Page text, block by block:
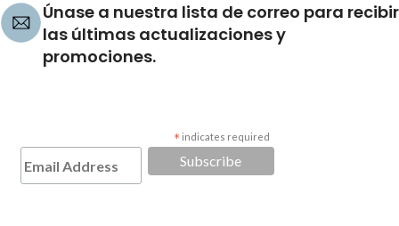
Únase a nuestra lista de correo para recibir
las últimas actualizaciones y
promociones.
* indicates required